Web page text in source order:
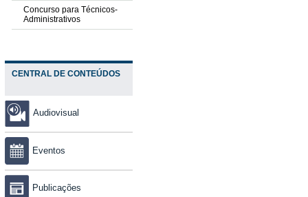
Concurso para Técnicos-
Administrativos
CENTRAL DE CONTEÚDOS
Audiovisual
Eventos
Publicações